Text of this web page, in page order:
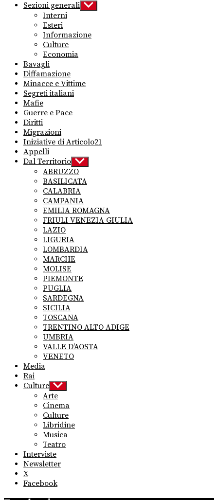
Sezioni generali Show
sub
Interni
Esteri
Informazione
Culture
Economia
Bavagli
Diffamazione
Minacce e Vittime
Segreti italiani
Mafie
Guerre e Pace
Diritti
Migrazioni
Iniziative di Articolo21
Appelli
Dal Territorio Show
sub
menu
ABRUZZO
BASILICATA
CALABRIA
CAMPANIA
EMILIA ROMAGNA
FRIULI VENEZIA GIULIA
LAZIO
LIGURIA
LOMBARDIA
MARCHE
MOLISE
PIEMONTE
PUGLIA
SARDEGNA
SICILIA
TOSCANA
TRENTINO ALTO ADIGE
UMBRIA
VALLE D’AOSTA
VENETO
Media
Rai
Culture Show
sub
menu
Arte
Cinema
Culture
Libridine
Musica
Teatro
Interviste
Newsletter
X
Facebook